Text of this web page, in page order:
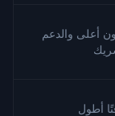
أعلى والدعم
أطول